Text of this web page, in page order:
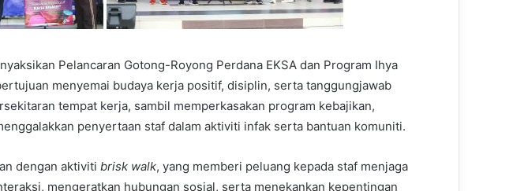
Pelancaran Gotong-Royong Perdana EKSA dan Program Ihya
menyemai budaya kerja positif, disiplin, serta tanggungjawab
tempat kerja, sambil memperkasakan program kebajikan,
penyertaan staf dalam aktiviti infak serta bantuan komuniti.
dengan aktiviti brisk walk, yang memberi peluang kepada staf menjaga
mengeratkan hubungan sosial, serta menekankan kepentingan